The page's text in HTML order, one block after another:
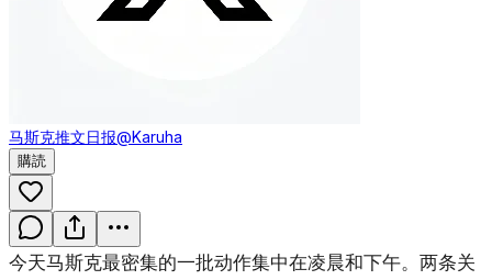
马斯克推文日报@Karuha
購読
今天马斯克最密集的一批动作集中在凌晨和下午。两条关